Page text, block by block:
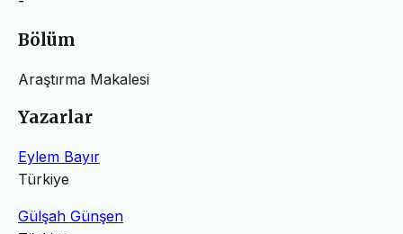
Bölüm
Araştırma Makalesi
Yazarlar
Eylem Bayır
Türkiye
Gülşah Günşen